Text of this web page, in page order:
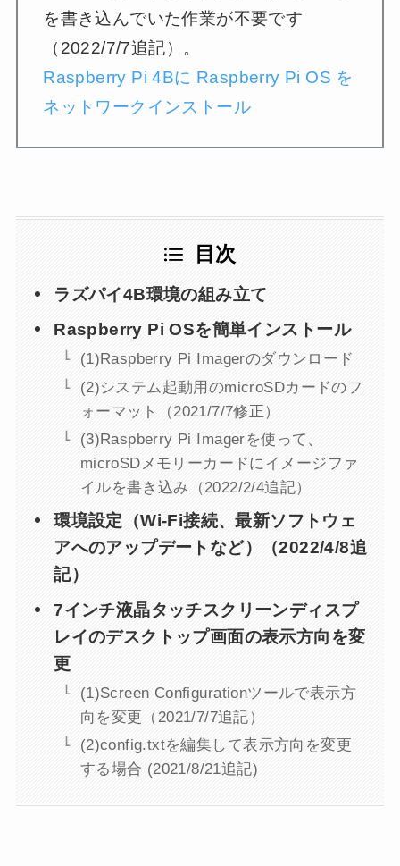
を書き込んでいた作業が不要です
（2022/7/7追記）。
Raspberry Pi 4Bに Raspberry Pi OS を
ネットワークインストール
目次
ラズパイ4B環境の組み立て
Raspberry Pi OSを簡単インストール
(1)Raspberry Pi Imagerのダウンロード
(2)システム起動用のmicroSDカードのフ
ォーマット（2021/7/7修正）
(3)Raspberry Pi Imagerを使って、
microSDメモリーカードにイメージファ
イルを書き込み（2022/2/4追記）
環境設定（Wi-Fi接続、最新ソフトウェ
アへのアップデートなど）（2022/4/8追
記）
7インチ液晶タッチスクリーンディスプ
レイのデスクトップ画面の表示方向を変
更
(1)Screen Configurationツールで表示方
向を変更（2021/7/7追記）
(2)config.txtを編集して表示方向を変更
する場合 (2021/8/21追記)